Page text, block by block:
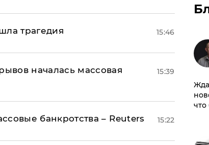
трагедия 15:46
началась массовая
15:39
банкротства – Reuters 15:22
что